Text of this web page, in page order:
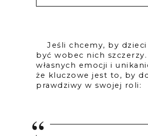
Jeśli chcemy, by
być wobec nich
własnych emocji i
że kluczowe jest to, by
prawdziwy w swojej roli: